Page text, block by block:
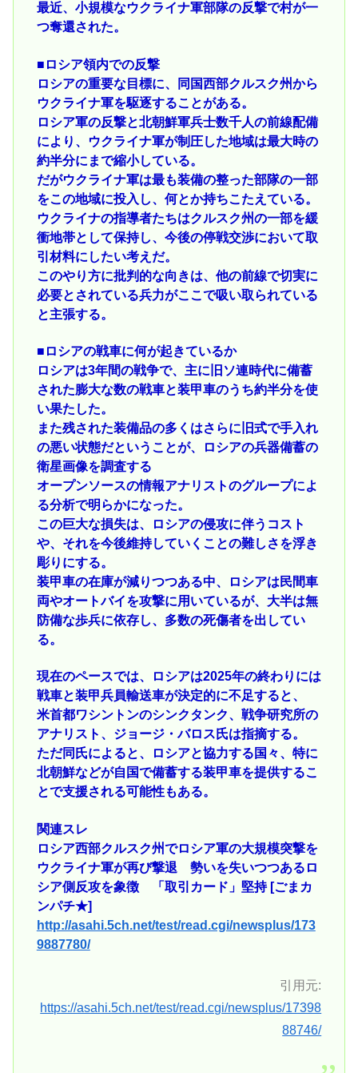
最近、小規模なウクライナ軍部隊の反撃で村が一
つ奪還された。
■ロシア領内での反撃
ロシアの重要な目標に、同国西部クルスク州から
ウクライナ軍を駆逐することがある。
ロシア軍の反撃と北朝鮮軍兵士数千人の前線配備
により、ウクライナ軍が制圧した地域は最大時の
約半分にまで縮小している。
だがウクライナ軍は最も装備の整った部隊の一部
をこの地域に投入し、何とか持ちこたえている。
ウクライナの指導者たちはクルスク州の一部を緩
衝地帯として保持し、今後の停戦交渉において取
引材料にしたい考えだ。
このやり方に批判的な向きは、他の前線で切実に
必要とされている兵力がここで吸い取られている
と主張する。
■ロシアの戦車に何が起きているか
ロシアは3年間の戦争で、主に旧ソ連時代に備蓄
された膨大な数の戦車と装甲車のうち約半分を使
い果たした。
また残された装備品の多くはさらに旧式で手入れ
の悪い状態だということが、ロシアの兵器備蓄の
衛星画像を調査する
オープンソースの情報アナリストのグループによ
る分析で明らかになった。
この巨大な損失は、ロシアの侵攻に伴うコスト
や、それを今後維持していくことの難しさを浮き
彫りにする。
装甲車の在庫が減りつつある中、ロシアは民間車
両やオートバイを攻撃に用いているが、大半は無
防備な歩兵に依存し、多数の死傷者を出してい
る。
現在のペースでは、ロシアは2025年の終わりには
戦車と装甲兵員輸送車が決定的に不足すると、
米首都ワシントンのシンクタンク、戦争研究所の
アナリスト、ジョージ・バロス氏は指摘する。
ただ同氏によると、ロシアと協力する国々、特に
北朝鮮などが自国で備蓄する装甲車を提供するこ
とで支援される可能性もある。
関連スレ
ロシア西部クルスク州でロシア軍の大規模突撃を
ウクライナ軍が再び撃退 勢いを失いつつあるロ
シア側反攻を象徴 「取引カード」堅持 [ごまカ
ンパチ★]
http://asahi.5ch.net/test/read.cgi/newsplus/173
9887780/
引用元:
https://asahi.5ch.net/test/read.cgi/newsplus/17398
88746/